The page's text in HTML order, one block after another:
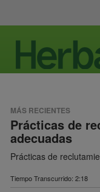
MÁS RECIENTES
Prácticas de
adecuadas
Prácticas de
Tiempo Transcurrido: 2:18